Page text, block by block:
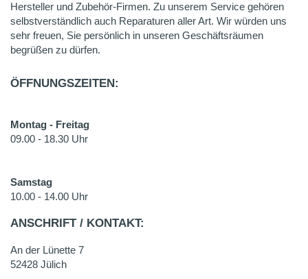
Hersteller und Zubehör-Firmen. Zu unserem Service gehören
selbstverständlich auch Reparaturen aller Art. Wir würden uns
sehr freuen, Sie persönlich in unseren Geschäftsräumen
begrüßen zu dürfen.
ÖFFNUNGSZEITEN:
Montag - Freitag
09.00 - 18.30 Uhr
Samstag
10.00 - 14.00 Uhr
ANSCHRIFT / KONTAKT:
An der Lünette 7
52428 Jülich